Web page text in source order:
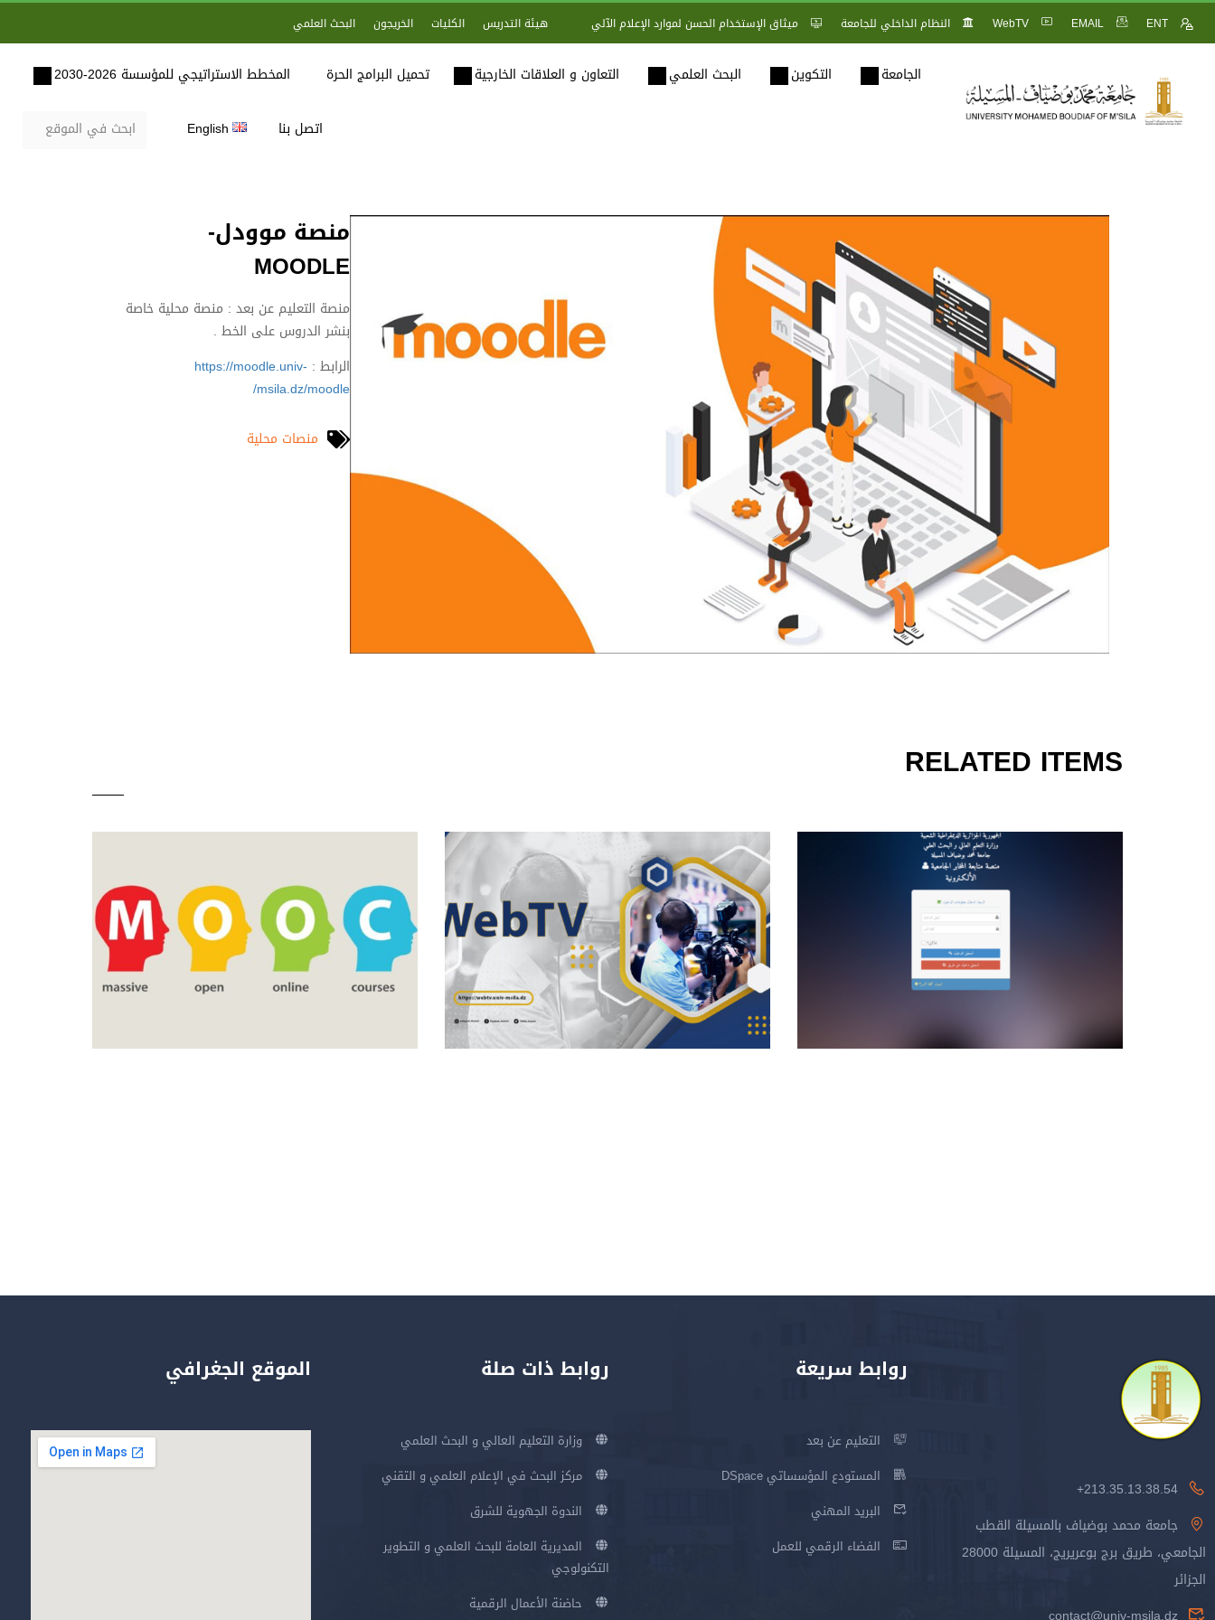
ENT
EMAIL
WebTV النظام الداخلي للجامعة ميثاق الإستخدام الحسن لموارد الإعلام الآلي هيئة التدريس الكليات الخريجون البحث العلمي
الجامعة التكوين البحث العلمي التعاون و العلاقات الخارجية تحميل البرامج الحرة المخطط الاستراتيجي للمؤسسة 2026-2030
اتصل بنا English
منصة موودل-
MOODLE
منصة التعليم عن بعد : منصة محلية خاصة
بنشر الدروس على الخط .
الرابط : https://moodle.univ-
msila.dz/moodle/
منصات محلية
RELATED ITEMS
213.35.13.38.54+
جامعة محمد بوضياف بالمسيلة القطب
الجامعي، طريق برج بوعريريج، المسيلة 28000
الجزائر
روابط سريعة
التعليم عن بعد
المستودع المؤسساتي DSpace
البريد المهني
الفضاء الرقمي للعمل
روابط ذات صلة
وزارة التعليم العالي و البحث العلمي
مركز البحث في الإعلام العلمي و التقني
الندوة الجهوية للشرق
المديرية العامة للبحث العلمي و التطوير
التكنولوجي
حاضنة الأعمال الرقمية
الموقع الجغرافي